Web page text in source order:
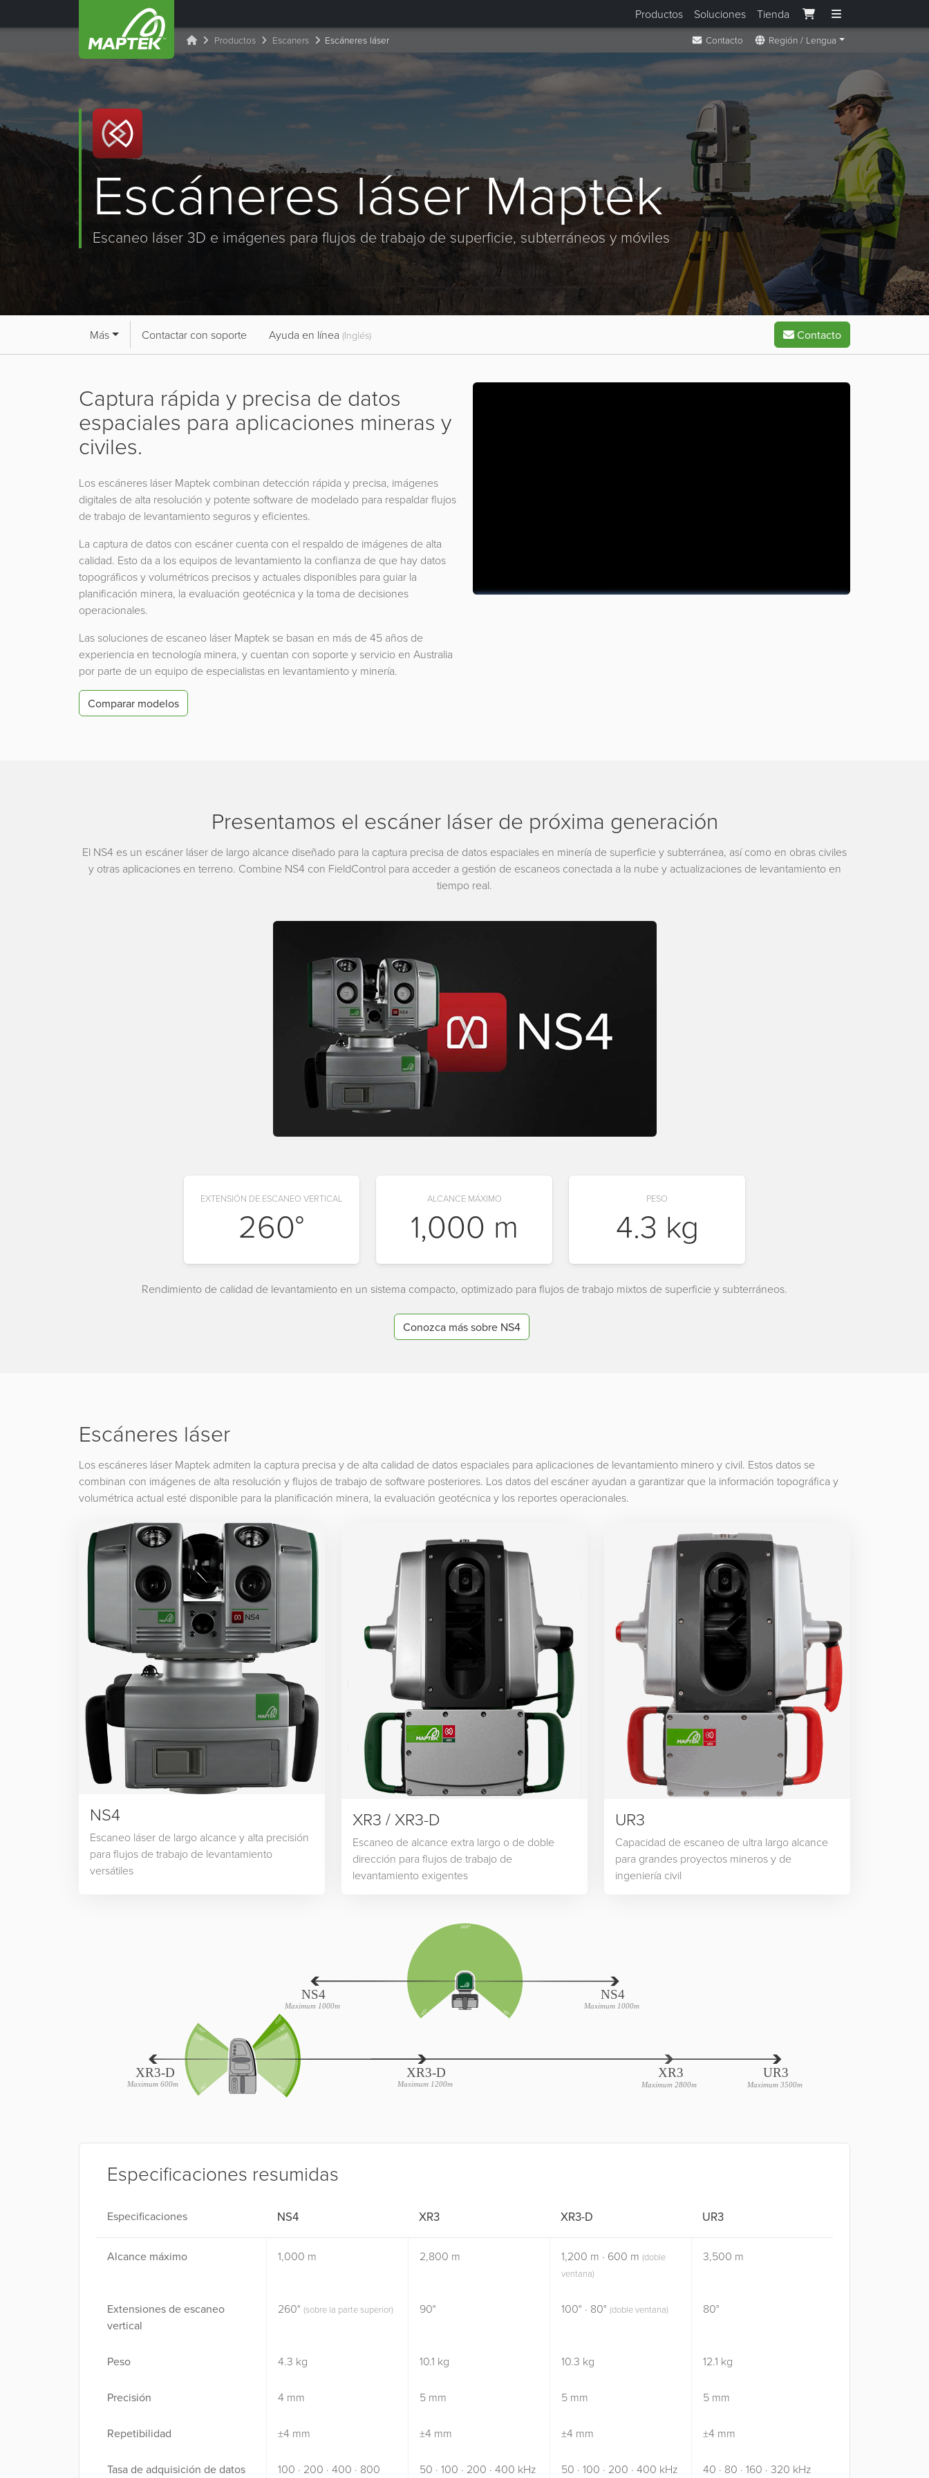
Productos Soluciones Tienda
Productos Escaners Escáneres láser Contacto Región / Lengua
Escáneres láser Maptek
Escaneo láser 3D e imágenes para flujos de trabajo de superficie, subterráneos y móviles
Más Contactar con soporte Ayuda en línea (Inglés) Contacto
Captura rápida y precisa de datos
espaciales para aplicaciones mineras y
civiles.
Los escáneres láser Maptek combinan detección rápida y precisa, imágenes
digitales de alta resolución y potente software de modelado para respaldar flujos
de trabajo de levantamiento seguros y eficientes.
La captura de datos con escáner cuenta con el respaldo de imágenes de alta
calidad. Esto da a los equipos de levantamiento la confianza de que hay datos
topográficos y volumétricos precisos y actuales disponibles para guiar la
planificación minera, la evaluación geotécnica y la toma de decisiones
operacionales.
Las soluciones de escaneo láser Maptek se basan en más de 45 años de
experiencia en tecnología minera, y cuentan con soporte y servicio en Australia
por parte de un equipo de especialistas en levantamiento y minería.
Comparar modelos
Presentamos el escáner láser de próxima generación
El NS4 es un escáner láser de largo alcance diseñado para la captura precisa de datos espaciales en minería de superficie y subterránea, así como en obras civiles
y otras aplicaciones en terreno. Combine NS4 con FieldControl para acceder a gestión de escaneos conectada a la nube y actualizaciones de levantamiento en
tiempo real.
EXTENSIÓN DE ESCANEO VERTICAL
260°
ALCANCE MÁXIMO
1,000 m
PESO
4.3 kg
Rendimiento de calidad de levantamiento en un sistema compacto, optimizado para flujos de trabajo mixtos de superficie y subterráneos.
Conozca más sobre NS4
Escáneres láser
Los escáneres láser Maptek admiten la captura precisa y de alta calidad de datos espaciales para aplicaciones de levantamiento minero y civil. Estos datos se
combinan con imágenes de alta resolución y flujos de trabajo de software posteriores. Los datos del escáner ayudan a garantizar que la información topográfica y
volumétrica actual esté disponible para la planificación minera, la evaluación geotécnica y los reportes operacionales.
NS4
Escaneo láser de largo alcance y alta precisión
para flujos de trabajo de levantamiento
versátiles
XR3 / XR3-D
Escaneo de alcance extra largo o de doble
dirección para flujos de trabajo de
levantamiento exigentes
UR3
Capacidad de escaneo de ultra largo alcance
para grandes proyectos mineros y de
ingeniería civil
Especificaciones resumidas
Especificaciones NS4 XR3 XR3-D UR3
Alcance máximo 1,000 m 2,800 m 1,200 m · 600 m (doble
ventana)
3,500 m
Extensiones de escaneo
vertical
260° (sobre la parte superior) 90° 100° · 80° (doble ventana) 80°
Peso 4.3 kg 10.1 kg 10.3 kg 12.1 kg
Precisión 4 mm 5 mm 5 mm 5 mm
Repetibilidad ±4 mm ±4 mm ±4 mm ±4 mm
Tasa de adquisición de datos
100 · 200 · 400 · 800
50 · 100 · 200 · 400 kHz 50 · 100 · 200 · 400 kHz 40 · 80 · 160 · 320 kHz